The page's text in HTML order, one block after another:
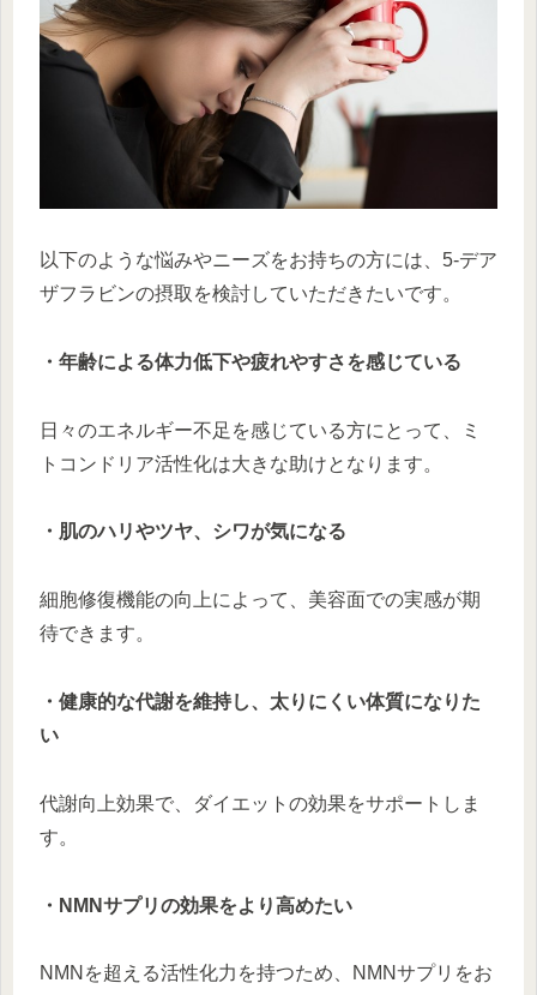
以下のような悩みやニーズをお持ちの方には、5-デア
ザフラビンの摂取を検討していただきたいです。
・年齢による体力低下や疲れやすさを感じている
日々のエネルギー不足を感じている方にとって、ミ
トコンドリア活性化は大きな助けとなります。
・肌のハリやツヤ、シワが気になる
細胞修復機能の向上によって、美容面での実感が期
待できます。
・健康的な代謝を維持し、太りにくい体質になりた
い
代謝向上効果で、ダイエットの効果をサポートしま
す。
・NMNサプリの効果をより高めたい
NMNを超える活性化力を持つため、NMNサプリをお